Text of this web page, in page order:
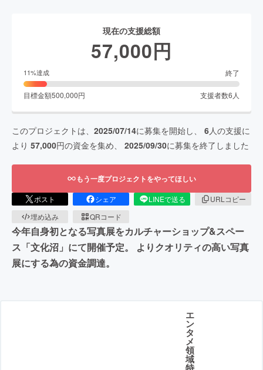
現在の支援総額
57,000円
11%達成 終了
目標金額500,000円 支援者数6 人
このプロジェクトは、 2025/07/14に募集を開始し、 6人の支援に
より 57,000円の資金を集め、 2025/09/30に募集を終了しました
もう一度プロジェクトをやってほしい
ポスト シェア LINEで送る
URLコピー
埋め込み
QRコード
今年自身初となる写真展をカルチャーショップ&スペー
ス「文化沼」にて開催予定。 よりクオリティの高い写真
展にする為の資金調達。
エ
ン
タ
メ
領
域